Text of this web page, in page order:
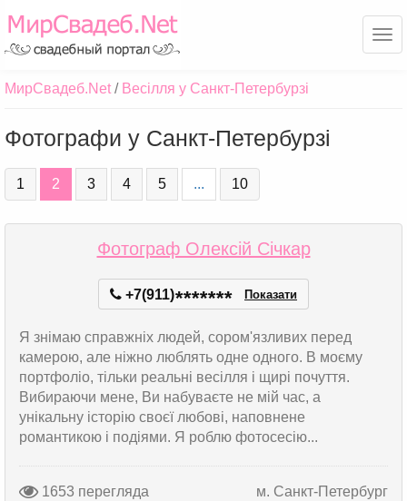
МирСвадеб.Net Весілля у Санкт-Петербурзі
Фотографи у Санкт-Петербурзі
1 2 3 4 5 ... 10
Фотограф Олексій Січкар
+7(911)******* Показати
Я знімаю справжніх людей, сором'язливих перед
камерою, але ніжно люблять одне одного. В моєму
портфоліо, тільки реальні весілля і щирі почуття.
Вибираючи мене, Ви набуваєте не мій час, а
унікальну історію своєї любові, наповнене
романтикою і подіями. Я роблю фотосесію...
1653 перегляда
м. Санкт-Петербург